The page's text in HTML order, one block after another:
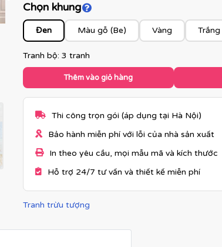
Chọn khungClick để xem màu khung
Đen Màu gỗ (Be) Vàng Trắng
Tranh bộ: 3 tranh
Thêm vào giỏ hàng
Thi công trọn gói (áp dụng tại Hà Nội)
Bảo hành miễn phí với lỗi của nhà sản xuất
In theo yêu cầu, mọi mẫu mã và kích thước
Hỗ trợ 24/7 tư vấn và thiết kế miễn phí
Tranh trừu tượng